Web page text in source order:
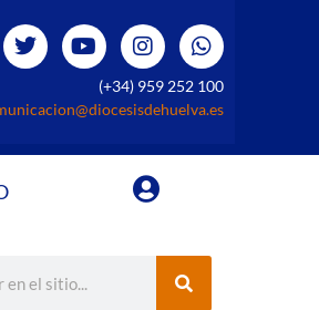
(+34) 959 252 100